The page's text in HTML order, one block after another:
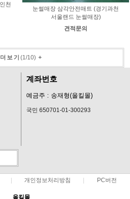
천
눈썰매장 삼각안전매트 (경기과천
서울랜드 눈썰매장)
견적문의
더보기 (1/10) +
계좌번호
예금주 : 송재형(올킬몰)
국민 650701-01-300293
개인정보처리방침 PC버전
올킬몰